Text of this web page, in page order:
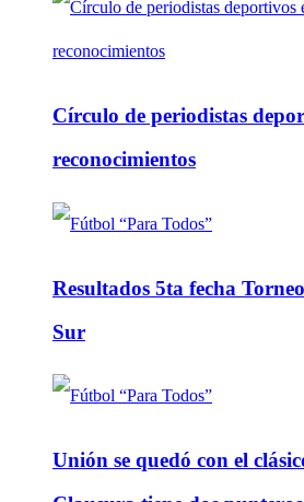
Círculo de periodistas
reconocimientos
Resultados 5ta fecha
Sur
Unión se quedó con el